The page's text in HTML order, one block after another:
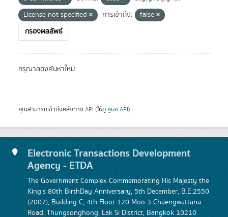
License not specified
การเข้าถึง:
false
กรองผลลัพธ์
กรุณาลองค้นหาใหม่
คุณสามารถเข้าถึงคลังทาง API (ให้ดู คู่มือ API).
Electronic Transactions Development
Agency - ETDA
The Government Complex Commemorating His Majesty the
King's 80th BirthDay Anniversary, 5th December, B.E.2550
(2007), Building C, 4th Floor 120 Moo 3 Chaengwattana
Road, Thungsonghong, Lak Si District, Bangkok 10210